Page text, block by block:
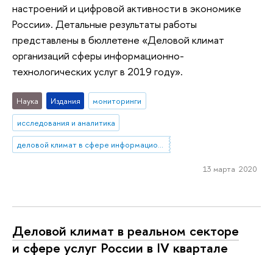
настроений и цифровой активности в экономике
России». Детальные результаты работы
представлены в бюллетене «Деловой климат
организаций сферы информационно-
технологических услуг в 2019 году».
Наука Издания
мониторинги
исследования и аналитика
деловой климат в сфере информационно-технологических услуг
13 марта 2020
Деловой климат в реальном секторе
и сфере услуг России в IV квартале